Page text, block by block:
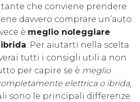
che conviene prendere
davvero comprare un’auto
è meglio noleggiare
. Per aiutarti nella scelta
tutti i consigli utili a non
per capire se è meglio
elettrica o ibrida,
sono le principali differenze